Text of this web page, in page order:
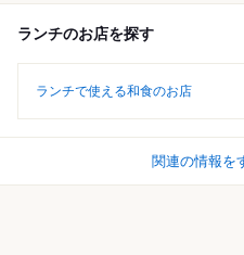
ランチのお店を探す
ランチで使える和食のお店
関連の情報を